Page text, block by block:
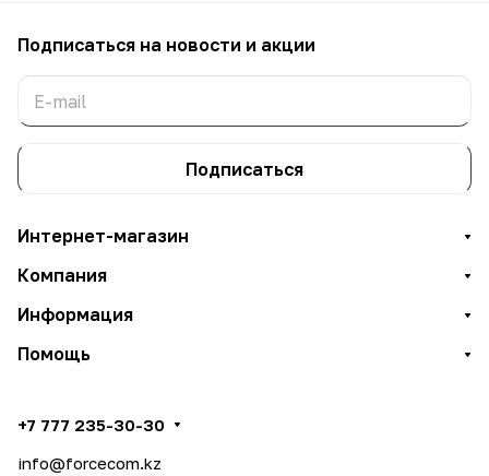
Подписаться на новости и акции
Подписаться
Интернет-магазин
Компания
Информация
Помощь
+7 777 235-30-30
info@forcecom.kz